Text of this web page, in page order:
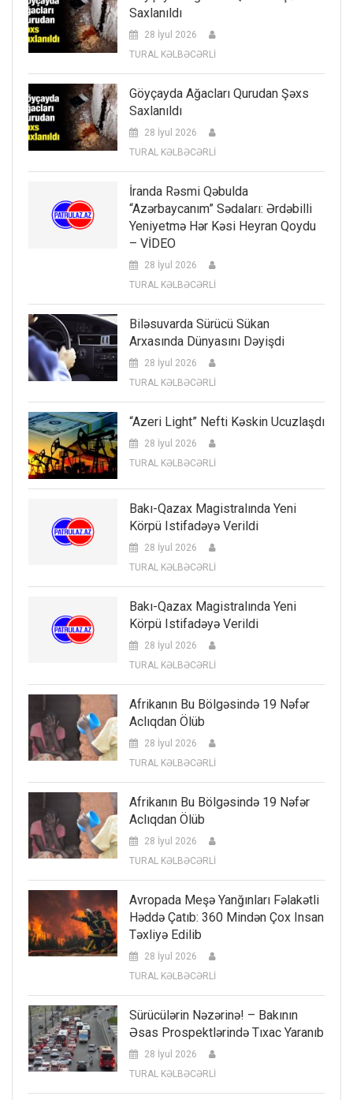
Saxlanıldı
28 İyul 2026
TURAL KƏLBƏCƏRLİ
Göyçayda Ağacları Qurudan Şəxs
Saxlanıldı
28 İyul 2026
TURAL KƏLBƏCƏRLİ
İranda Rəsmi Qəbulda
“Azərbaycanım” Sədaları: Ərdəbilli
Yeniyetmə Hər Kəsi Heyran Qoydu
– VİDEO
28 İyul 2026
TURAL KƏLBƏCƏRLİ
Biləsuvarda Sürücü Sükan
Arxasında Dünyasını Dəyişdi
28 İyul 2026
TURAL KƏLBƏCƏRLİ
“Azeri Light” Nefti Kəskin Ucuzlaşdı
28 İyul 2026
TURAL KƏLBƏCƏRLİ
Bakı-Qazax Magistralında Yeni
Körpü Istifadəyə Verildi
28 İyul 2026
TURAL KƏLBƏCƏRLİ
Bakı-Qazax Magistralında Yeni
Körpü Istifadəyə Verildi
28 İyul 2026
TURAL KƏLBƏCƏRLİ
Afrikanın Bu Bölgəsində 19 Nəfər
Aclıqdan Ölüb
28 İyul 2026
TURAL KƏLBƏCƏRLİ
Afrikanın Bu Bölgəsində 19 Nəfər
Aclıqdan Ölüb
28 İyul 2026
TURAL KƏLBƏCƏRLİ
Avropada Meşə Yanğınları Fəlakətli
Həddə Çatıb: 360 Mindən Çox Insan
Təxliyə Edilib
28 İyul 2026
TURAL KƏLBƏCƏRLİ
Sürücülərin Nəzərinə! – Bakının
Əsas Prospektlərində Tıxac Yaranıb
28 İyul 2026
TURAL KƏLBƏCƏRLİ